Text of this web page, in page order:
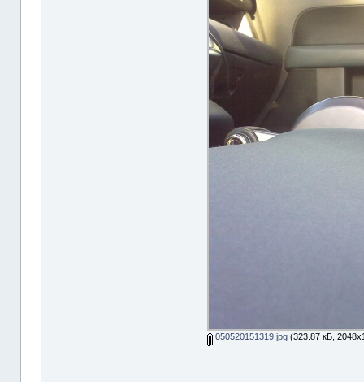
050520151319.jpg (323.87 кБ,